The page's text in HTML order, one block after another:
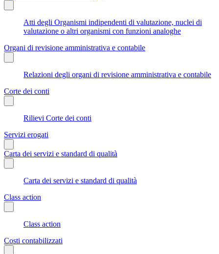
Atti degli Organismi indipendenti di valutazione, nuclei di
valutazione o altri organismi con funzioni analoghe
Organi di revisione amministrativa e contabile
Relazioni degli organi di revisione amministrativa e contabile
Corte dei conti
Rilievi Corte dei conti
Servizi erogati
Carta dei servizi e standard di qualità
Carta dei servizi e standard di qualità
Class action
Class action
Costi contabilizzati